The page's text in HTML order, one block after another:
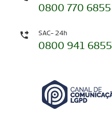
0800 770 6855
SAC- 24h
0800 941 6855